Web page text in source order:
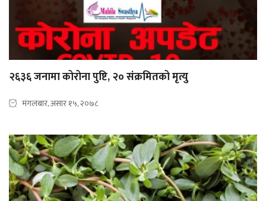
२६३६ जनामा कोरोना पुष्टि, २० संक्रमितको मृत्यु
मंगलबार, असार १५, २०७८